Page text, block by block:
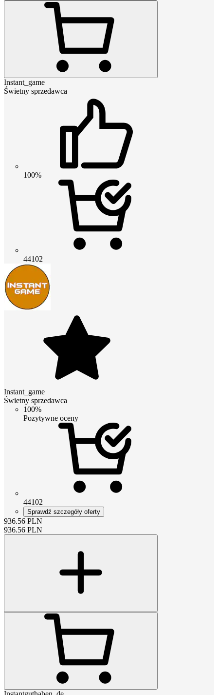
Instant_game
Świetny sprzedawca
100%
44102
Instant_game
Świetny sprzedawca
100%
Pozytywne oceny
44102
Sprawdź szczegóły oferty
936.56 PLN
936.56 PLN